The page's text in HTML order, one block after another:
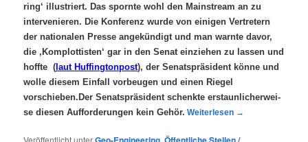
ring‘ illus­triert. Das sporn­te wohl den Main­stream an zu
inter­ve­nie­ren. Die Kon­fe­renz wur­de von eini­gen Ver­tre­tern
der natio­na­len Pres­se ange­kün­digt und man warn­te davor,
die ‚Kom­plot­tis­ten‘ gar in den Senat ein­zie­hen zu las­sen und
hoff­te (laut Huf­fing­ton­post), der Senats­prä­si­dent kön­ne und
wol­le die­sem Ein­fall vor­beu­gen und einen Rie­gel
vorschieben.Der Senats­prä­si­dent schenk­te erstaun­li­cher­wei­
se die­sen Auf­for­de­run­gen kein Gehör. Wei­ter­le­sen →
Veröffentlicht unter ,